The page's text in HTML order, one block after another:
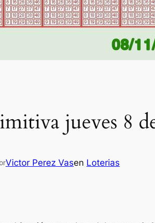
jueves 8
Victor Perez Vasen Loterias